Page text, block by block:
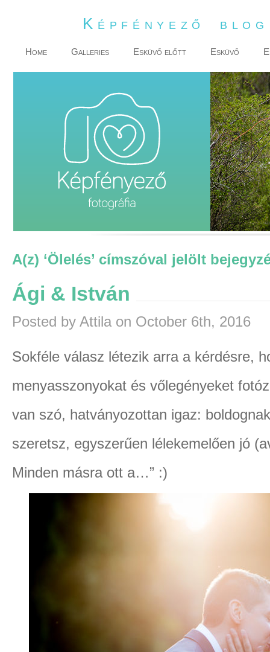
Képfényező
Home Galleries Esküvő előtt Esküvő
A(z) ‘Ölelés’ címszóval jelölt
Ági & István
Posted by Attila on October 6th, 2016
Sokféle válasz létezik arra a kérdésre,
menyasszonyokat és vőlegényeket
van szó, hatványozottan igaz:
szeretsz, egyszerűen lélekemelően jó
Minden másra ott a…” :)